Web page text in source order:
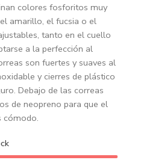
colores fosforitos muy
amarillo, el fucsia o el
tanto en el cuello
a la perfección al
son fuertes y suaves al
y cierres de plástico
Debajo de las correas
de neopreno para que el
cómodo.